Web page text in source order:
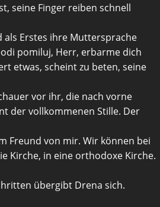
seine Finger reiben schnell
als Erstes ihre Muttersprache
pomiluj, Herr, erbarme dich
etwas, scheint zu beten, seine
vor ihr, die nach vorne
der vollkommenen Stille. Der
Freund von mir. Wir können bei
Kirche, in eine orthodoxe Kirche.
übergibt Drena sich.